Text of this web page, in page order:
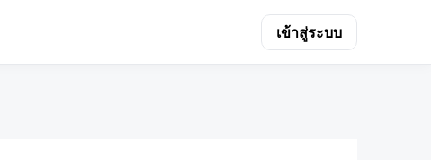
เข้าสู่ระบบ